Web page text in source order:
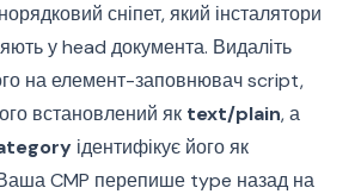
сніпет, який інсталятори
у head документа. Видаліть
на елемент-заповнювач script,
встановлений як text/plain, а
ідентифікує його як
CMP перепише type назад на